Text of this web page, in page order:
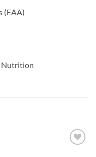
(EAA)
Nutrition